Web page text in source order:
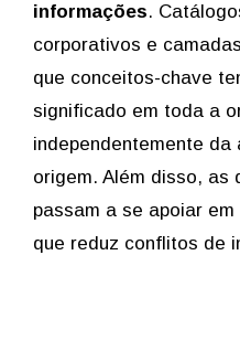
informações.
corporativos e
que conceitos-chave
significado em toda a
independentemente
origem. Além disso, as
passam a se apoiar em
que reduz conflitos de